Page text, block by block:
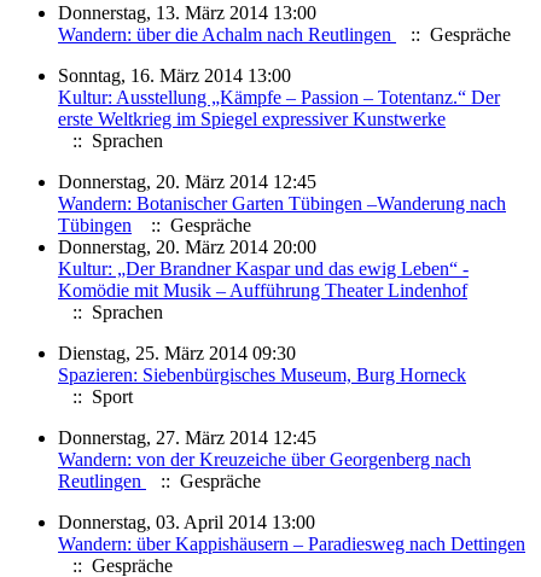
Donnerstag, 13. März 2014 13:00
Wandern: über die Achalm nach Reutlingen
:: Gespräche
Sonntag, 16. März 2014 13:00
Kultur: Ausstellung „Kämpfe – Passion – Totentanz.“ Der
erste Weltkrieg im Spiegel expressiver Kunstwerke
:: Sprachen
Donnerstag, 20. März 2014 12:45
Wandern: Botanischer Garten Tübingen –Wanderung nach
Tübingen
:: Gespräche
Donnerstag, 20. März 2014 20:00
Kultur: „Der Brandner Kaspar und das ewig Leben“ -
Komödie mit Musik – Aufführung Theater Lindenhof
:: Sprachen
Dienstag, 25. März 2014 09:30
Spazieren: Siebenbürgisches Museum, Burg Horneck
:: Sport
Donnerstag, 27. März 2014 12:45
Wandern: von der Kreuzeiche über Georgenberg nach
Reutlingen
:: Gespräche
Donnerstag, 03. April 2014 13:00
Wandern: über Kappishäusern – Paradiesweg nach Dettingen
:: Gespräche